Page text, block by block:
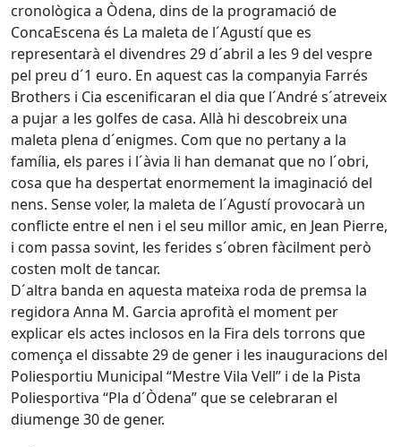
cronològica a Òdena, dins de la programació de
ConcaEscena és La maleta de l´Agustí que es
representarà el divendres 29 d´abril a les 9 del vespre
pel preu d´1 euro. En aquest cas la companyia Farrés
Brothers i Cia escenificaran el dia que l´André s´atreveix
a pujar a les golfes de casa. Allà hi descobreix una
maleta plena d´enigmes. Com que no pertany a la
família, els pares i l´àvia li han demanat que no l´obri,
cosa que ha despertat enormement la imaginació del
nens. Sense voler, la maleta de l´Agustí provocarà un
conflicte entre el nen i el seu millor amic, en Jean Pierre,
i com passa sovint, les ferides s´obren fàcilment però
costen molt de tancar.
D´altra banda en aquesta mateixa roda de premsa la
regidora Anna M. Garcia aprofità el moment per
explicar els actes inclosos en la Fira dels torrons que
comença el dissabte 29 de gener i les inauguracions del
Poliesportiu Municipal “Mestre Vila Vell” i de la Pista
Poliesportiva “Pla d´Òdena” que se celebraran el
diumenge 30 de gener.